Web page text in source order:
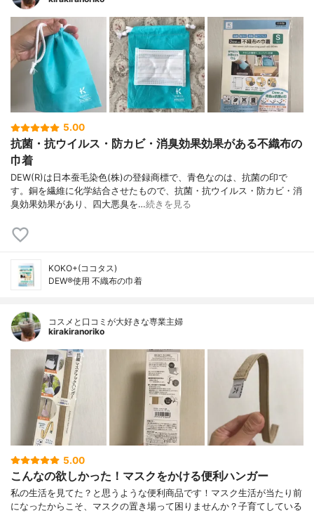
5.00
抗菌・抗ウイルス・防カビ・消臭効果効果がある不織布の
巾着
DEW(R)は日本蚕毛染色(株)の登録商標で、青色なのは、抗菌の印で
す。銅を繊維に化学結合させたもので、抗菌・抗ウイルス・防カビ・消
臭効果効果があり、四大悪臭を…続きを見る
KOKO+(ココタス)
DEW®使用 不織布の巾着
コスメと口コミが大好きな専業主婦
kirakiranoriko
5.00
こんなの欲しかった！マスクをかける便利ハンガー
私の生活を見てた？と思うような便利商品です！マスク生活が当たり前
になったからこそ、マスクの置き場って困りませんか？子育てしている